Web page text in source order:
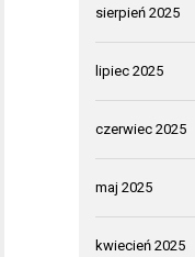
sierpień 2025
lipiec 2025
czerwiec 2025
maj 2025
kwiecień 2025